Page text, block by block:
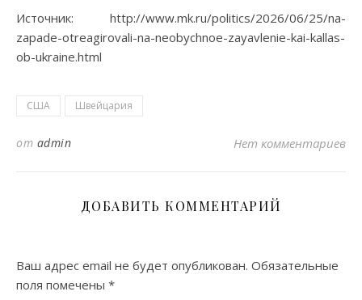
Источник: http://www.mk.ru/politics/2026/06/25/na-
zapade-otreagirovali-na-neobychnoe-zayavlenie-kai-kallas-
ob-ukraine.html
США Швейцария
от admin Нет комментариев
ДОБАВИТЬ КОММЕНТАРИЙ
Ваш адрес email не будет опубликован. Обязательные
поля помечены *